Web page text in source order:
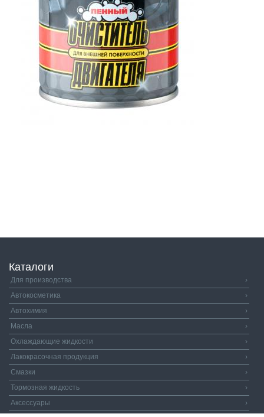
Каталоги
Для производства
›
Автокосметика
›
Автохимия
›
Масла
›
Охлаждающие жидкости
›
Лакокрасочная продукция
›
Смазки
›
Тормозная жидкость
›
Аксессуары
›